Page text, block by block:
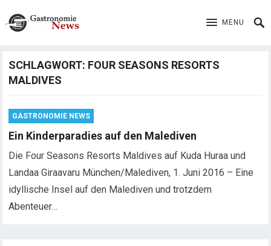
MENU
SCHLAGWORT: FOUR SEASONS RESORTS
MALDIVES
GASTRONOMIE NEWS
Ein Kinderparadies auf den Malediven
Die Four Seasons Resorts Maldives auf Kuda Huraa und
Landaa Giraavaru München/Malediven, 1. Juni 2016 – Eine
idyllische Insel auf den Malediven und trotzdem
Abenteuer…